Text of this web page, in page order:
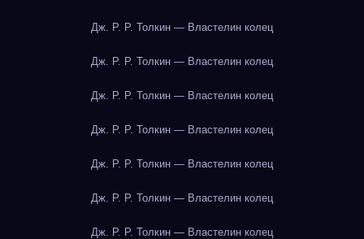
Дж. Р. Р. Толкин — Властелин колец
Дж. Р. Р. Толкин — Властелин колец
Дж. Р. Р. Толкин — Властелин колец
Дж. Р. Р. Толкин — Властелин колец
Дж. Р. Р. Толкин — Властелин колец
Дж. Р. Р. Толкин — Властелин колец
Дж. Р. Р. Толкин — Властелин колец